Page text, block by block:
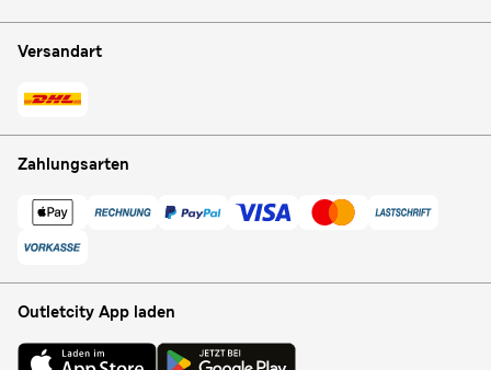
Versandart
Zahlungsarten
Outletcity App laden